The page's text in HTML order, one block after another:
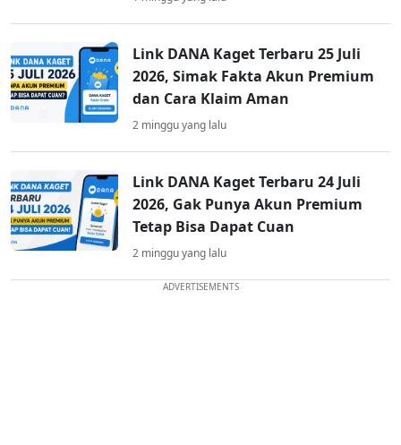
Link DANA Kaget Terbaru 25 Juli
2026, Simak Fakta Akun Premium
dan Cara Klaim Aman
2 minggu yang lalu
Link DANA Kaget Terbaru 24 Juli
2026, Gak Punya Akun Premium
Tetap Bisa Dapat Cuan
2 minggu yang lalu
ADVERTISEMENTS